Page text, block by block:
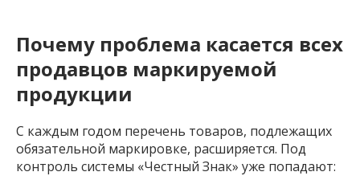
Почему проблема касается всех
продавцов маркируемой
продукции
С каждым годом перечень товаров, подлежащих
обязательной маркировке, расширяется. Под
контроль системы «Честный Знак» уже попадают: